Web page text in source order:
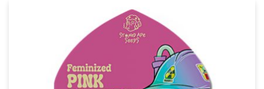
OPTIE
KAN
GEKOZEN
OP
DE